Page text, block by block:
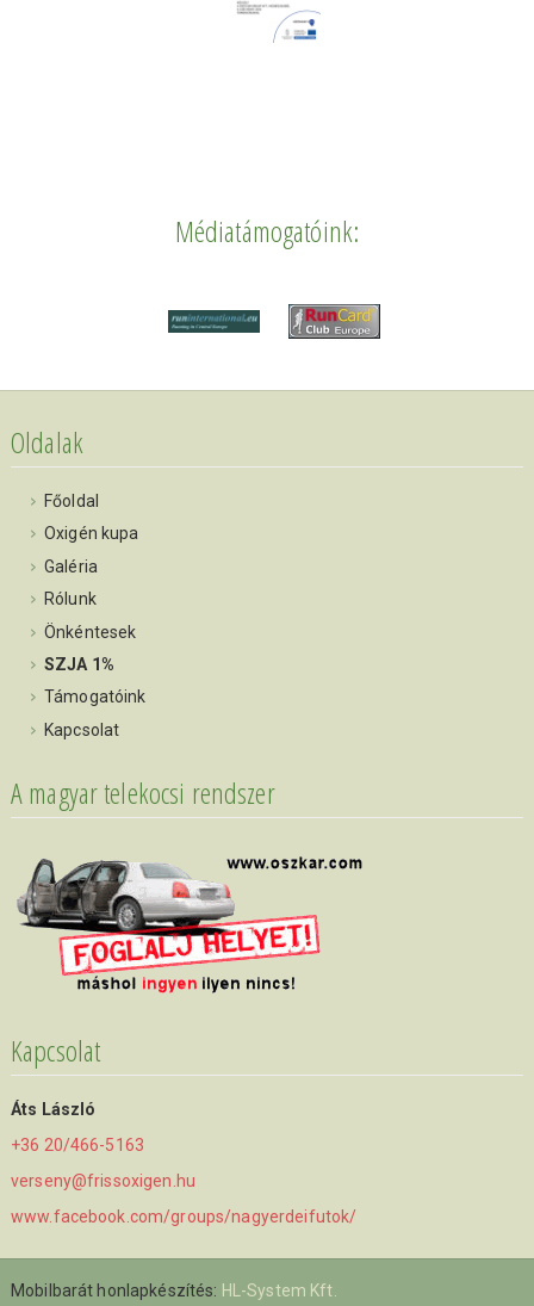
Médiatámogatóink:
Oldalak
Főoldal
Oxigén kupa
Galéria
Rólunk
Önkéntesek
SZJA 1%
Támogatóink
Kapcsolat
A magyar telekocsi rendszer
Kapcsolat
Áts László
+36 20/466-5163
verseny@frissoxigen.hu
www.facebook.com/groups/nagyerdeifutok/
Mobilbarát honlapkészítés: HL-System Kft.